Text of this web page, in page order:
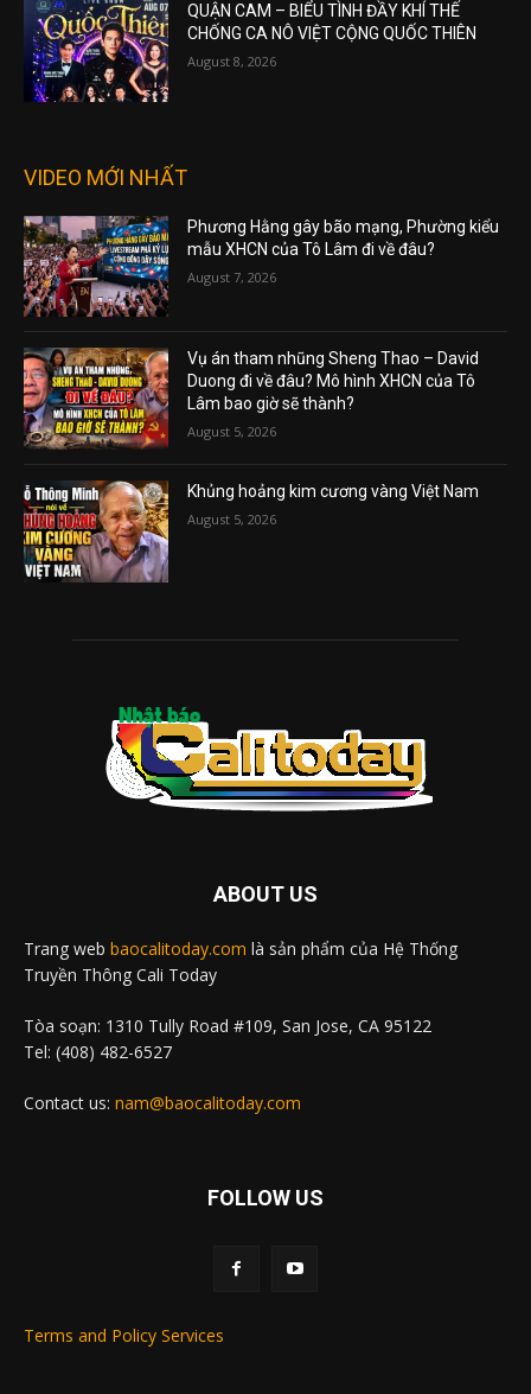
QUẬN CAM – BIỂU TÌNH ĐẦY KHÍ THẾ
CHỐNG CA NÔ VIỆT CỘNG QUỐC THIÊN
August 8, 2026
VIDEO MỚI NHẤT
Phương Hằng gây bão mạng, Phường kiểu
mẫu XHCN của Tô Lâm đi về đâu?
August 7, 2026
Vụ án tham nhũng Sheng Thao – David
Duong đi về đâu? Mô hình XHCN của Tô
Lâm bao giờ sẽ thành?
August 5, 2026
Khủng hoảng kim cương vàng Việt Nam
August 5, 2026
ABOUT US
Trang web baocalitoday.com là sản phẩm của Hệ Thống
Truyền Thông Cali Today
Tòa soạn: 1310 Tully Road #109, San Jose, CA 95122
Tel: (408) 482-6527
Contact us: nam@baocalitoday.com
FOLLOW US
Terms and Policy Services